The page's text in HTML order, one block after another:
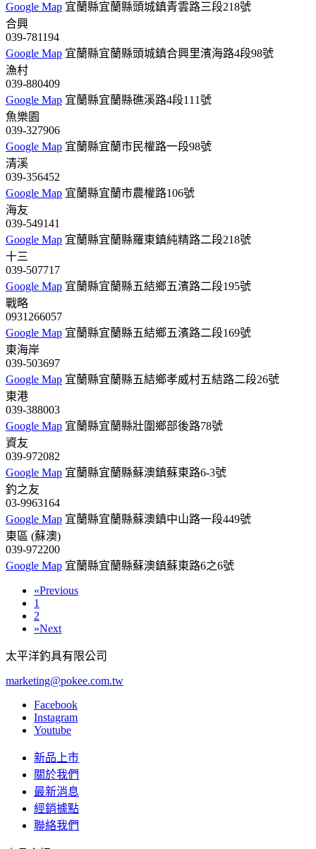
Google Map 宜蘭縣宜蘭縣頭城鎮青雲路三段218號
合興
039-781194
Google Map 宜蘭縣宜蘭縣頭城鎮合興里濱海路4段98號
漁村
039-880409
Google Map 宜蘭縣宜蘭縣礁溪路4段111號
魚樂園
039-327906
Google Map 宜蘭縣宜蘭市民權路一段98號
清溪
039-356452
Google Map 宜蘭縣宜蘭市農權路106號
海友
039-549141
Google Map 宜蘭縣宜蘭縣羅東鎮純精路二段218號
十三
039-507717
Google Map 宜蘭縣宜蘭縣五結鄉五濱路二段195號
戰略
0931266057
Google Map 宜蘭縣宜蘭縣五結鄉五濱路二段169號
東海岸
039-503697
Google Map 宜蘭縣宜蘭縣五結鄉孝威村五結路二段26號
東港
039-388003
Google Map 宜蘭縣宜蘭縣壯圍鄉部後路78號
資友
039-972082
Google Map 宜蘭縣宜蘭縣蘇澳鎮蘇東路6-3號
釣之友
03-9963164
Google Map 宜蘭縣宜蘭縣蘇澳鎮中山路一段449號
東區 (蘇澳)
039-972200
Google Map 宜蘭縣宜蘭縣蘇澳鎮蘇東路6之6號
«Previous
1
2
»Next
太平洋釣具有限公司
marketing@pokee.com.tw
Facebook
Instagram
Youtube
新品上市
關於我們
最新消息
經銷據點
聯絡我們